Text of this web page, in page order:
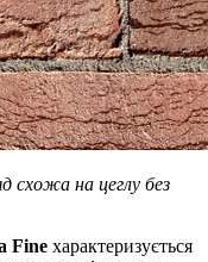
схожа на цеглу без
Fine характеризується